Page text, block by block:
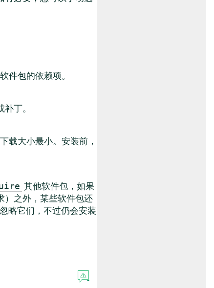
件包的依赖项。
丁。
载大小最小。安装前，
其他软件包，如果
）之外，某些软件包还
略它们，不过仍会安装